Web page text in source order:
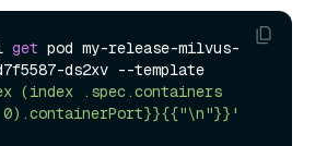
get pod my-release-milvus-
ds2xv --template
(index .spec.containers